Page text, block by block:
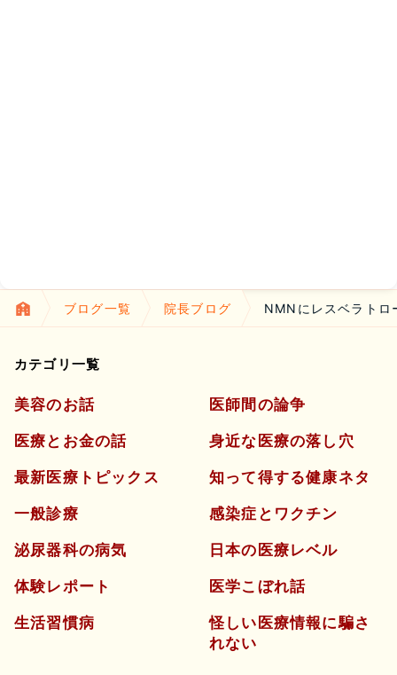
ブログ一覧 院長ブログ NMNにレスベラトロ
カテゴリ一覧
美容のお話
医療とお金の話
最新医療トピックス
一般診療
泌尿器科の病気
体験レポート
生活習慣病
医師間の論争
身近な医療の落し穴
知って得する健康ネタ
感染症とワクチン
日本の医療レベル
医学こぼれ話
怪しい医療情報に騙さ
れない